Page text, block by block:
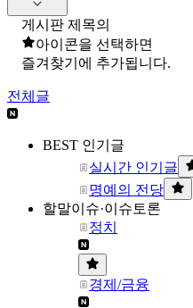
게시판 제목의
아이콘을 선택하면
즐겨찾기에 추가됩니다.
전체글
BEST 인기글
실시간 인기글
명예의 전당
할말이슈·이슈토론
정치
경제/금융